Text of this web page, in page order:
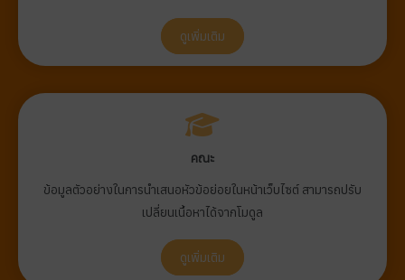
ดูเพิ่มเติม
คณะ
ข้อมูลตัวอย่างในการนำเสนอหัวข้อย่อยในหน้าเว็บไซต์ สามารถปรับ
เปลี่ยนเนื้อหาได้จากโมดูล
ดูเพิ่มเติม